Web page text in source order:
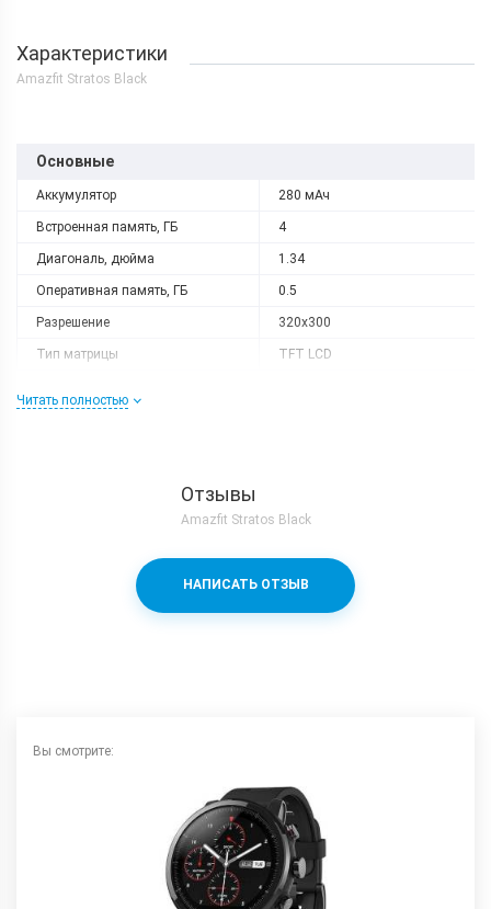
Характеристики
Amazfit Stratos Black
Основные
Аккумулятор 280 мАч
Встроенная память, ГБ 4
Диагональ, дюйма 1.34
Оперативная память, ГБ 0.5
Разрешение 320x300
Тип матрицы TFT LCD
60
Материал рамки и крышки Алюминий + керамика
230x35x15
Wi-Fi
Читать полностью
Отзывы
Amazfit Stratos Black
НАПИСАТЬ ОТЗЫВ
Вы смотрите: